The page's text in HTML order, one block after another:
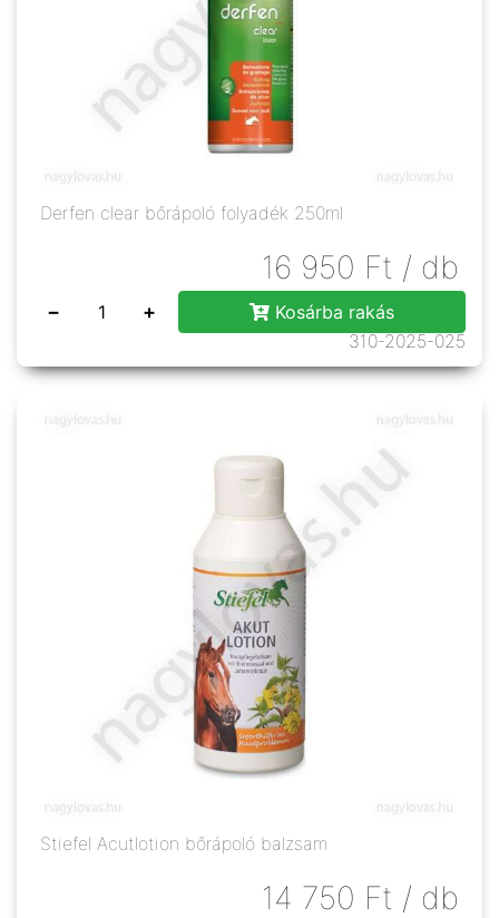
Derfen clear bőrápoló folyadék 250ml
16 950 Ft / db
− +
Kosárba rakás
310-2025-025
Stiefel Acutlotion bőrápoló balzsam
14 750 Ft / db